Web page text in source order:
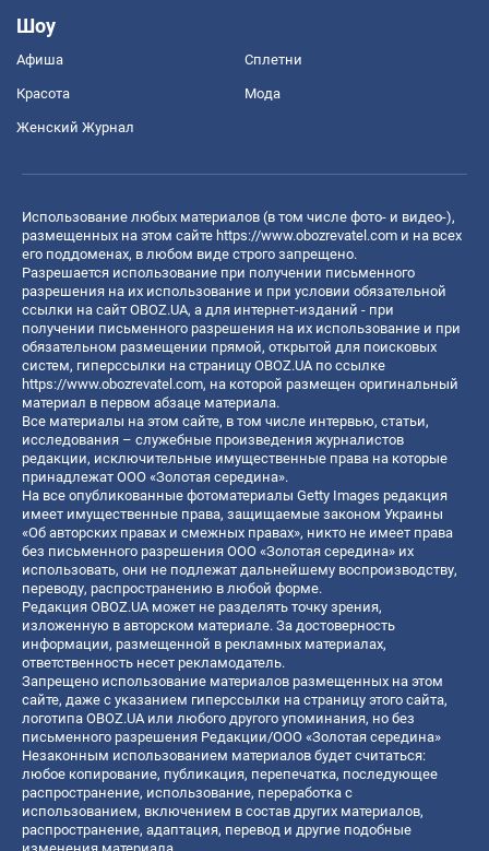
Шоу
Афиша Сплетни
Красота Мода
Женский Журнал
Использование любых материалов (в том числе фото- и видео-),
размещенных на этом сайте https://www.obozrevatel.com и на всех
его поддоменах, в любом виде строго запрещено.
Разрешается использование при получении письменного
разрешения на их использование и при условии обязательной
ссылки на сайт OBOZ.UA, а для интернет-изданий - при
получении письменного разрешения на их использование и при
обязательном размещении прямой, открытой для поисковых
систем, гиперссылки на страницу OBOZ.UA по ссылке
https://www.obozrevatel.com, на которой размещен оригинальный
материал в первом абзаце материала.
Все материалы на этом сайте, в том числе интервью, статьи,
исследования – служебные произведения журналистов
редакции, исключительные имущественные права на которые
принадлежат ООО «Золотая середина».
На все опубликованные фотоматериалы Getty Images редакция
имеет имущественные права, защищаемые законом Украины
«Об авторских правах и смежных правах», никто не имеет права
без письменного разрешения ООО «Золотая середина» их
использовать, они не подлежат дальнейшему воспроизводству,
переводу, распространению в любой форме.
Редакция OBOZ.UA может не разделять точку зрения,
изложенную в авторском материале. За достоверность
информации, размещенной в рекламных материалах,
ответственность несет рекламодатель.
Запрещено использование материалов размещенных на этом
сайте, даже с указанием гиперссылки на страницу этого сайта,
логотипа OBOZ.UA или любого другого упоминания, но без
письменного разрешения Редакции/ООО «Золотая середина»
Незаконным использованием материалов будет считаться:
любое копирование, публикация, перепечатка, последующее
распространение, использование, переработка с
использованием, включением в состав других материалов,
распространение, адаптация, перевод и другие подобные